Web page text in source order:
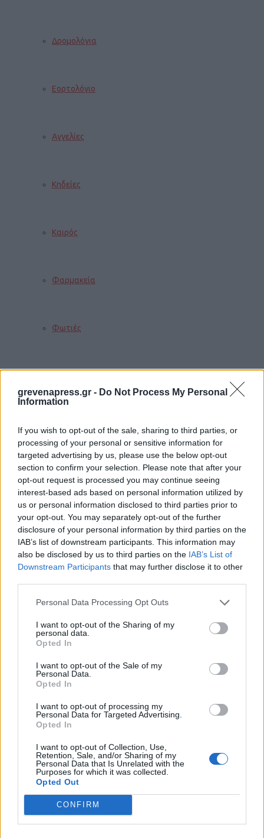
grevenapress.gr - Do Not Process My Personal
Information
If you wish to opt-out of the sale, sharing to third parties, or
processing of your personal or sensitive information for
targeted advertising by us, please use the below opt-out
section to confirm your selection. Please note that after your
opt-out request is processed you may continue seeing
interest-based ads based on personal information utilized by
us or personal information disclosed to third parties prior to
your opt-out. You may separately opt-out of the further
disclosure of your personal information by third parties on the
IAB’s list of downstream participants. This information may
also be disclosed by us to third parties on the IAB’s List of
Downstream Participants that may further disclose it to other
Personal Data Processing Opt Outs
I want to opt-out of the Sharing of my
personal data.
Opted In
I want to opt-out of the Sale of my
Personal Data.
Opted In
I want to opt-out of processing my
Personal Data for Targeted Advertising.
Opted In
I want to opt-out of Collection, Use,
Retention, Sale, and/or Sharing of my
Personal Data that Is Unrelated with the
Purposes for which it was collected.
Opted Out
CONFIRM
Δρομολόγια
Εορτολόγιο
Αγγελίες
Κηδείες
Καιρός
Φαρμακεία
Φωτιές
Αποστάσεις
ΠΕΡΙΣΣΟΤΕΡΑ
Παιδί
Διατροφή
Υγεία
Auto
Sexuality